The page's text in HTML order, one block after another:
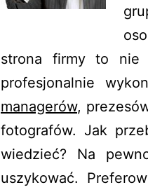
strona firmy to
profesjonalnie
managerów,
fotografów. Jak
wiedzieć? Na
uszykować.